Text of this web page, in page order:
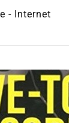
- Internet